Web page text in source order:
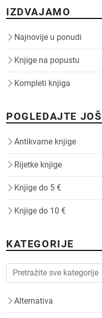
IZDVAJAMO
Najnovije u ponudi
Knjige na popustu
Kompleti knjiga
POGLEDAJTE JOŠ
Antikvarne knjige
Rijetke knjige
Knjige do 5 €
Knjige do 10 €
KATEGORIJE
Alternativa